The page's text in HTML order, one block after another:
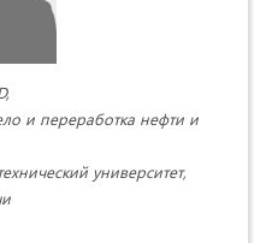
и переработка нефти и
университет,